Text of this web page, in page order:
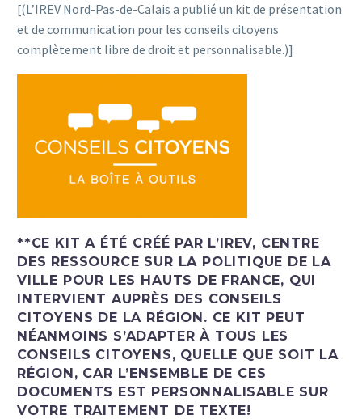
[(L’IREV Nord-Pas-de-Calais a publié un kit de présentation
et de communication pour les conseils citoyens
complètement libre de droit et personnalisable.)]
**CE KIT A ÉTÉ CRÉÉ PAR L’IREV, CENTRE
DES RESSOURCE SUR LA POLITIQUE DE LA
VILLE POUR LES HAUTS DE FRANCE, QUI
INTERVIENT AUPRÈS DES CONSEILS
CITOYENS DE LA RÉGION. CE KIT PEUT
NÉANMOINS S’ADAPTER À TOUS LES
CONSEILS CITOYENS, QUELLE QUE SOIT LA
RÉGION, CAR L’ENSEMBLE DE CES
DOCUMENTS EST PERSONNALISABLE SUR
VOTRE TRAITEMENT DE TEXTE!